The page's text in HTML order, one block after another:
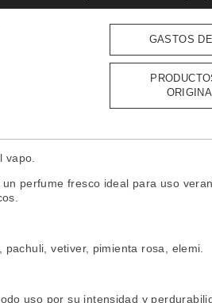
GASTOS
vapo.
perfume fresco ideal para uso
vetiver, pimienta rosa, elemi.
uso por su intensidad y